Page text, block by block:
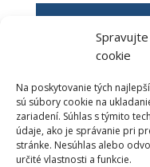
cookie
Na poskytovanie tých
sú súbory cookie na
zariadení. Súhlas s týmito
údaje, ako je správanie pri
stránke. Nesúhlas alebo
určité vlastnosti a funkcie.
Ak máte
Vašu